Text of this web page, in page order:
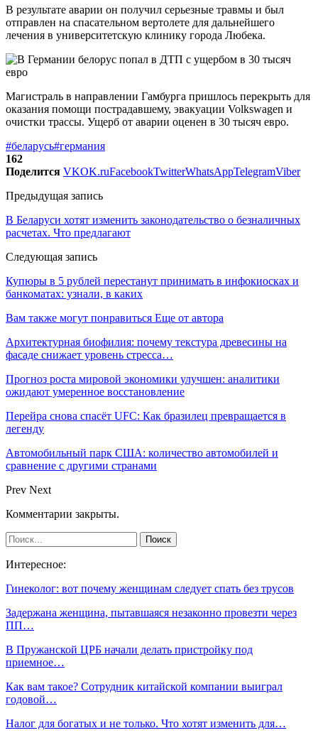
В результате аварии он получил серьезные травмы и был
отправлен на спасательном вертолете для дальнейшего
лечения в университетскую клинику города Любека.
Магистраль в направлении Гамбурга пришлось перекрыть для
оказания помощи пострадавшему, эвакуации Volkswagen и
очистки трассы. Ущерб от аварии оценен в 30 тысяч евро.
#беларусь#германия
162
Поделится VKOK.ruFacebookTwitterWhatsAppTelegramViber
Предыдущая запись
В Беларуси хотят изменить законодательство о безналичных
расчетах. Что предлагают
Следующая запись
Купюры в 5 рублей перестанут принимать в инфокиосках и
банкоматах: узнали, в каких
Вам также могут понравиться Еще от автора
Архитектурная биофилия: почему текстура древесины на
фасаде снижает уровень стресса…
Прогноз роста мировой экономики улучшен: аналитики
ожидают умеренное восстановление
Перейра снова спасёт UFC: Как бразилец превращается в
легенду
Автомобильный парк США: количество автомобилей и
сравнение с другими странами
Prev Next
Комментарии закрыты.
Интересное:
Гинеколог: вот почему женщинам следует спать без трусов
Задержана женщина, пытавшаяся незаконно провезти через
ПП…
В Пружанской ЦРБ начали делать пристройку под
приемное…
Как вам такое? Сотрудник китайской компании выиграл
годовой…
Налог для богатых и не только. Что хотят изменить для…